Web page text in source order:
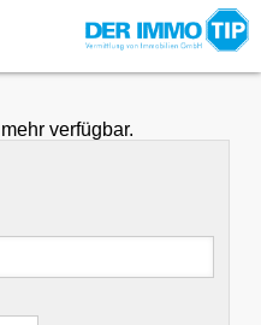
verfügbar.